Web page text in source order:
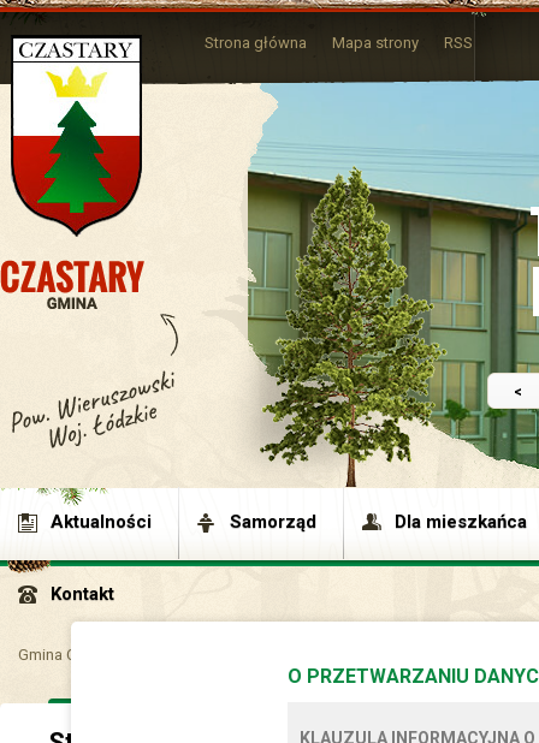
<
Strona główna Mapa strony RSS
Aktualności Samorząd Dla mieszkańca
Kontakt
Gmina Czastary
O PRZETWARZANIU
KLAUZULA INFORMACYJNA